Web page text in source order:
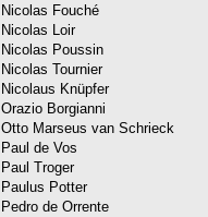
Nicolas Fouché
Nicolas Loir
Nicolas Poussin
Nicolas Tournier
Nicolaus Knüpfer
Orazio Borgianni
Otto Marseus van Schrieck
Paul de Vos
Paul Troger
Paulus Potter
Pedro de Orrente